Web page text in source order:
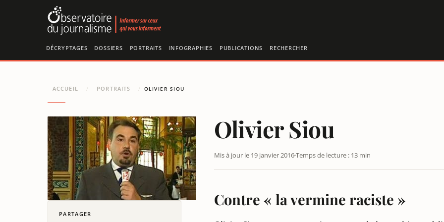
DÉCRYPTAGES DOSSIERS PORTRAITS INFOGRAPHIES PUBLICATIONS RECHERCHER
ACCUEIL / PORTRAITS / OLIVIER SIOU
PARTAGER
Olivier Siou
Mis à jour le 19 janvier 2016Temps de lecture : 13 min
Contre « la vermine raciste »
Panneau de gestion des cookies